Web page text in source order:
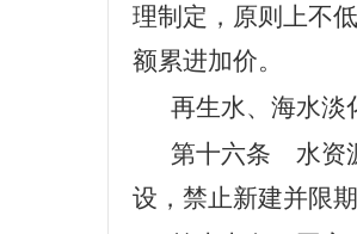
理制定，原则上不
额累进加价。
再生水、海水淡
第十六条 水资
设，禁止新建并限